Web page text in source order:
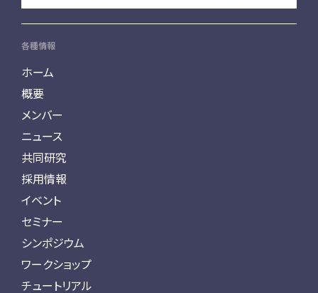
各種情報
ホーム
概要
メンバー
ニュース
共同研究
採用情報
イベント
セミナー
シンポジウム
ワークショップ
チュートリアル